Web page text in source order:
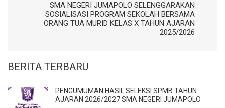
SMA NEGERI JUMAPOLO SELENGGARAKAN
SOSIALISASI PROGRAM SEKOLAH BERSAMA
ORANG TUA MURID KELAS X TAHUN AJARAN
2025/2026
BERITA TERBARU
PENGUMUMAN HASIL SELEKSI SPMB TAHUN
AJARAN 2026/2027 SMA NEGERI JUMAPOLO